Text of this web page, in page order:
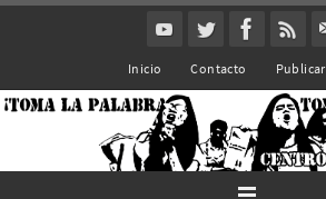
Inicio Contacto Publicar